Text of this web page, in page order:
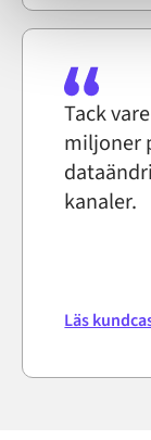
Tack
miljoner
kanaler.
Läs